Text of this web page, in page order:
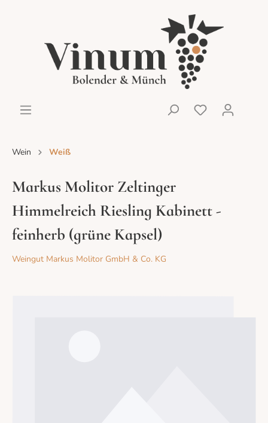
Wein Weiß
Markus Molitor Zeltinger
Himmelreich Riesling Kabinett -
feinherb (grüne Kapsel)
Weingut Markus Molitor GmbH & Co. KG